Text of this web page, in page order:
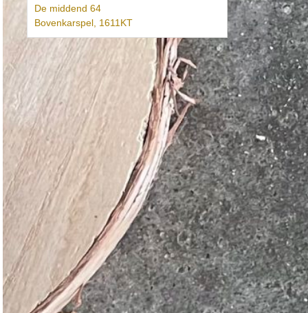
De middend 64
Bovenkarspel 1611KT